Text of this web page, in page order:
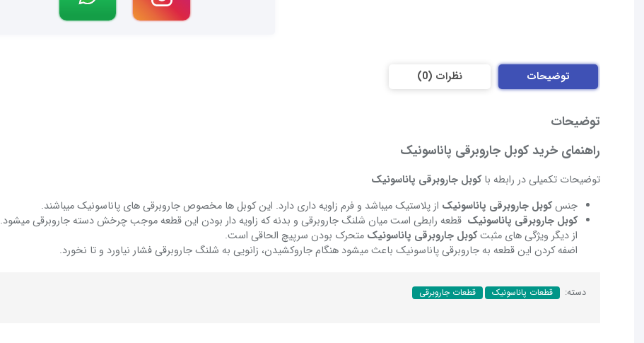
توضیحات نظرات (0)
توضیحات
راهنمای خرید کوبل جاروبرقی پاناسونیک
توضیحات تکمیلی در رابطه باکوبل جاروبرقی پاناسونیک
جنسکوبل جاروبرقی پاناسونیک از پلاستیک میباشد و فرم زاویه داری دارد. این کوبل ها مخصوص جاروبرقی های پاناسونیک میباشند.
کوبل جاروبرقی پاناسونیک قطعه رابطی است میان شلنگ جاروبرقی و بدنه که زاویه دار بودن این قطعه موجب چرخش دسته جاروبرقی میشود.
از دیگر ویژگی های مثبتکوبل جاروبرقی پاناسونیک متحرک بودن سرپیچ الحاقی است.
اضفه کردن این قطعه به جاروبرقی پاناسونیک باعث میشود هنگام جاروکشیدن، زانویی به شلنگ جاروبرقی فشار نیاورد و تا نخورد.
دسته: قطعات پاناسونیک قطعات جاروبرقی